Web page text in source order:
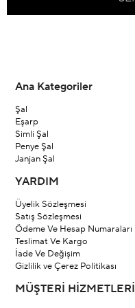
Ana Kategoriler
Şal
Eşarp
Simli Şal
Penye Şal
Janjan Şal
YARDIM
Üyelik Sözleşmesi
Satış Sözleşmesi
Ödeme Ve Hesap Numaraları
Teslimat Ve Kargo
İade Ve Değişim
Gizlilik ve Çerez Politikası
MÜŞTERİ HİZMETLERİ